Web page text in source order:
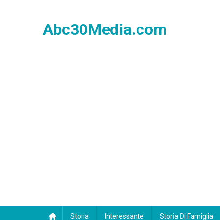
Abc30Media.com
Storia Interessante Storia Di Famiglia